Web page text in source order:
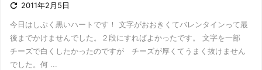
 2011年2月5日
今日はしぶく黒いハートです！ 文字がおおきくてバレンタインって最
後までかけませんでした。２段にすればよかったです。 文字を一部
チーズで白くしたかったのですが チーズが厚くてうまく抜けません
でした。何 ...